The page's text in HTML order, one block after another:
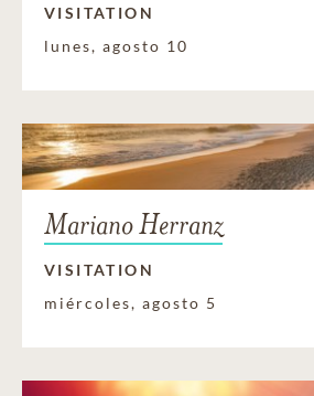
VISITATION
lunes, agosto 10
Mariano Herranz
VISITATION
miércoles, agosto 5